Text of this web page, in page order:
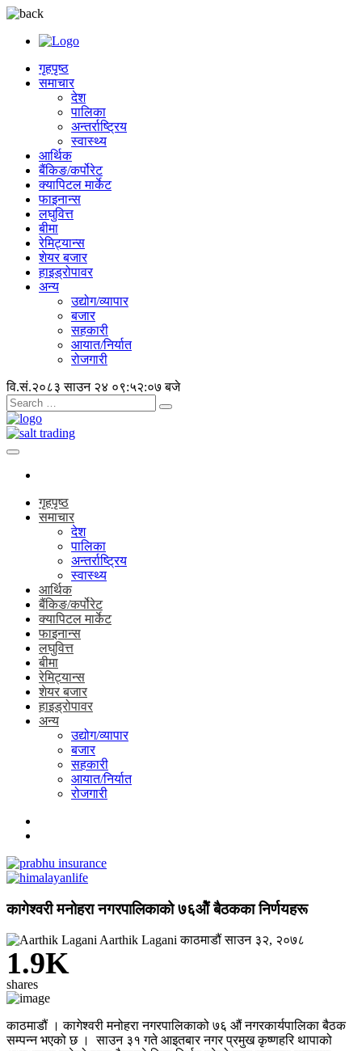
गृहपृष्ठ
समाचार
देश
पालिका
अन्तर्राष्ट्रिय
स्वास्थ्य
आर्थिक
बैंकिङ/कर्पोरेट
क्यापिटल मार्केट
फाइनान्स
लघुवित्त
बीमा
रेमिट्यान्स
शेयर बजार
हाइड्रोपावर
अन्य
उद्योग/व्यापार
बजार
सहकारी
आयात/निर्यात
रोजगारी
वि.सं.२०८३ साउन २४ ०९:५२:०७ बजे
गृहपृष्ठ
समाचार
देश
पालिका
अन्तर्राष्ट्रिय
स्वास्थ्य
आर्थिक
बैंकिङ/कर्पोरेट
क्यापिटल मार्केट
फाइनान्स
लघुवित्त
बीमा
रेमिट्यान्स
शेयर बजार
हाइड्रोपावर
अन्य
उद्योग/व्यापार
बजार
सहकारी
आयात/निर्यात
रोजगारी
कागेश्वरी मनोहरा नगरपालिकाको ७६ओैं बैठकका निर्णयहरू
Aarthik Laganiकाठमाडौंसाउन ३२, २०७८
1.9K
shares
काठमाडौं । कागेश्वरी मनोहरा नगरपालिकाको ७६ औं नगरकार्यपालिका बैठक
सम्पन्न भएको छ । साउन ३१ गते आइतबार नगर प्रमुख कृष्णहरि थापाको